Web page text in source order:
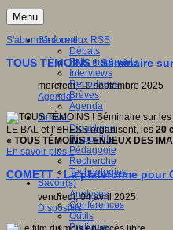
Menu
S'informer
Débats
Faits marquants
Interviews
Reportages
Brèves
Agenda
Innover
Didactique
Dispositifs
Pédagogie
Recherche
Technologies
Savoir(s)
Analyses
Conférences
Outils
Pratiques
S'abonner à ce flux RSS
TOUS TÉMOINS ! Séminaire
mercredi, 10 septembre 2025
Agenda
LE BAL et l’EHESS organisent, les 20
« TOUS TÉMOINS ! ENJEUX DES
En savoir plus...
COMETT : La plateforme pour
vendredi, 04 avril 2025
Dispositifs